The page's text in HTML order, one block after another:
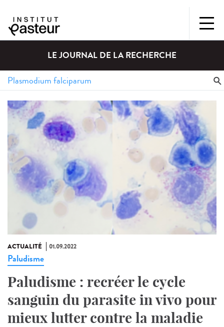
LE JOURNAL DE LA RECHERCHE
ACTUALITÉ 01.09.2022
Paludisme
Paludisme : recréer le cycle
sanguin du parasite in vivo pour
mieux lutter contre la maladie